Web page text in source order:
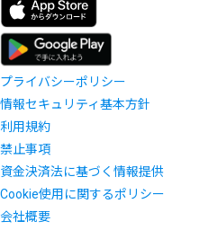
プライバシーポリシー
情報セキュリティ基本方針
利用規約
禁止事項
資金決済法に基づく情報提供
Cookie使用に関するポリシー
会社概要